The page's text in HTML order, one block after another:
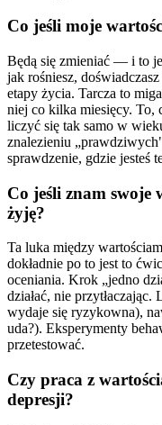
Co jeśli moje
Będą się zmieniać — i to
jak rośniesz,
etapy życia. Tarcza to
niej co kilka miesięcy. To,
liczyć się tak samo w
znalezieniu
sprawdzenie, gdzie jesteś
Co jeśli znam swoje
żyję?
Ta luka między
dokładnie po to jest to
oceniania. Krok „jedno
działać, nie
wydaje się ryzykowna),
uda?). Eksperymenty
przetestować.
Czy praca z
depresji?